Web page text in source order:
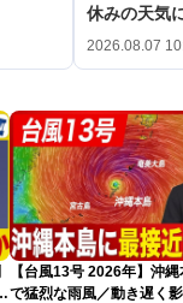
休みの天気
2026.08.07
【台風13号 2026年】沖
で猛烈な雨風／動き遅く